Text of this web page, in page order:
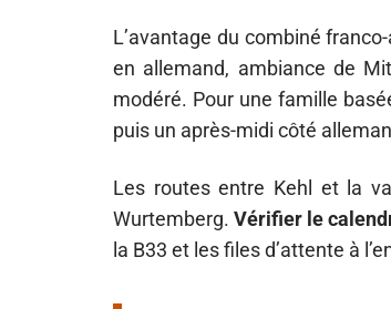
L’avantage du combiné
en allemand, ambiance de
modéré. Pour une famille
puis un après-midi côté
Les routes entre Kehl et la
Wurtemberg. Vérifier le
la B33 et les files d’attente à